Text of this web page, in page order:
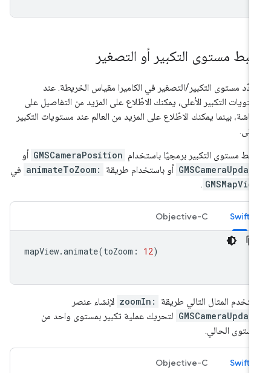
مستوى التكبير أو التصغير
مستوى التكبير/التصغير في الكاميرا مقياس الخريطة. عند
التكبير الأعلى، يمكنك الاطّلاع على المزيد من التفاصيل على
بينما يمكنك الاطّلاع على المزيد من العالم عند مستويات التكبير
مستوى التكبير برمجيًا باستخدام GMSCameraPosition أو
أو باستخدام طريقة animateToZoom: في
.
Swift
Objective-C
mapView.animate(toZoom :
المثال التالي طريقة zoomIn: لإنشاء عنصر
لتحريك عملية تكبير بمستوى واحد من
الحالي.
Swift
Objective-C